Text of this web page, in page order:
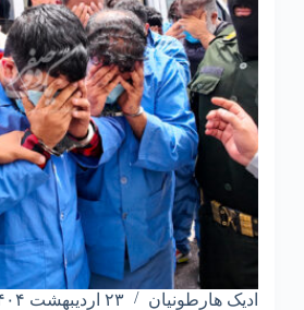
ادیک هارطونیان
۲۳ اردیبهشت ۱۴۰۴